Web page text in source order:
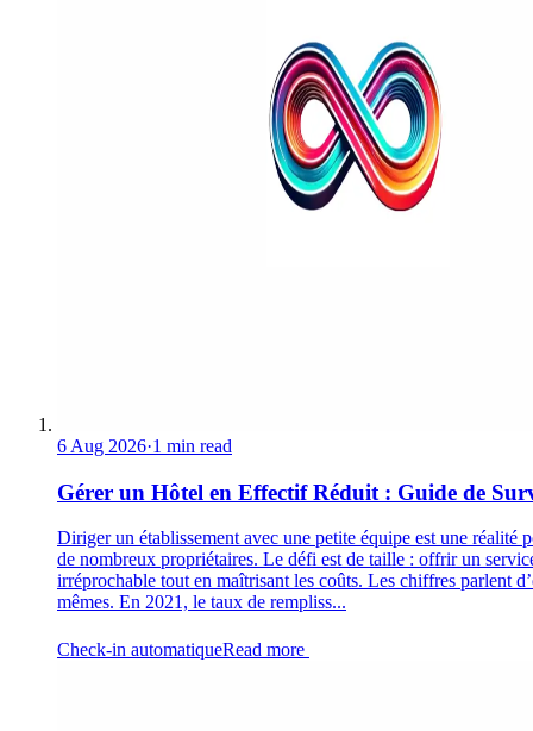
6 Aug 2026·1 min read
Gérer un Hôtel en Effectif Réduit : Guide de
Diriger un établissement avec une petite équipe est une réalité
de nombreux propriétaires. Le défi est de taille : offrir un
irréprochable tout en maîtrisant les coûts. Les chiffres parlent
mêmes. En 2021, le taux de rempliss...
Check-in automatiqueRead more